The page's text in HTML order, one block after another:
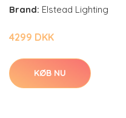
Brand: Elstead Lighting
4299 DKK
KØB NU